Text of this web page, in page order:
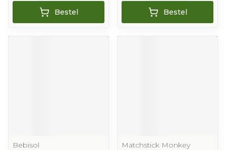
Bestel Bestel
Bebisol
Matchstick Monkey